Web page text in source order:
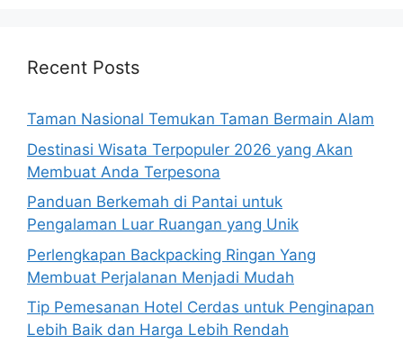
Recent Posts
Taman Nasional Temukan Taman Bermain Alam
Destinasi Wisata Terpopuler 2026 yang Akan
Membuat Anda Terpesona
Panduan Berkemah di Pantai untuk
Pengalaman Luar Ruangan yang Unik
Perlengkapan Backpacking Ringan Yang
Membuat Perjalanan Menjadi Mudah
Tip Pemesanan Hotel Cerdas untuk Penginapan
Lebih Baik dan Harga Lebih Rendah